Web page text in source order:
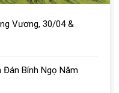
Vương, 30/04 &
Bính Ngọ Năm